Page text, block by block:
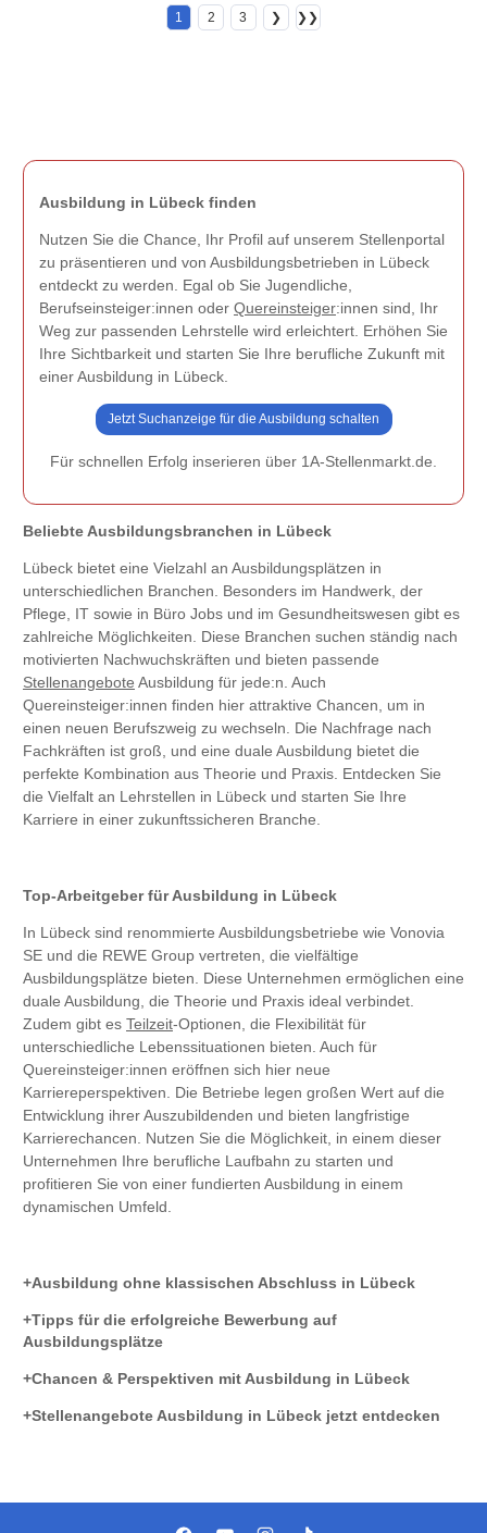
1 2 3 ❯ ❯❯
Ausbildung in Lübeck finden
Nutzen Sie die Chance, Ihr Profil auf unserem Stellenportal
zu präsentieren und von Ausbildungsbetrieben in Lübeck
entdeckt zu werden. Egal ob Sie Jugendliche,
Berufseinsteiger:innen oder Quereinsteiger:innen sind, Ihr
Weg zur passenden Lehrstelle wird erleichtert. Erhöhen Sie
Ihre Sichtbarkeit und starten Sie Ihre berufliche Zukunft mit
einer Ausbildung in Lübeck.
Jetzt Suchanzeige für die Ausbildung schalten
Für schnellen Erfolg inserieren über 1A-Stellenmarkt.de.
Beliebte Ausbildungsbranchen in Lübeck
Lübeck bietet eine Vielzahl an Ausbildungsplätzen in
unterschiedlichen Branchen. Besonders im Handwerk, der
Pflege, IT sowie in Büro Jobs und im Gesundheitswesen gibt es
zahlreiche Möglichkeiten. Diese Branchen suchen ständig nach
motivierten Nachwuchskräften und bieten passende
Stellenangebote Ausbildung für jede:n. Auch
Quereinsteiger:innen finden hier attraktive Chancen, um in
einen neuen Berufszweig zu wechseln. Die Nachfrage nach
Fachkräften ist groß, und eine duale Ausbildung bietet die
perfekte Kombination aus Theorie und Praxis. Entdecken Sie
die Vielfalt an Lehrstellen in Lübeck und starten Sie Ihre
Karriere in einer zukunftssicheren Branche.
Top-Arbeitgeber für Ausbildung in Lübeck
In Lübeck sind renommierte Ausbildungsbetriebe wie Vonovia
SE und die REWE Group vertreten, die vielfältige
Ausbildungsplätze bieten. Diese Unternehmen ermöglichen eine
duale Ausbildung, die Theorie und Praxis ideal verbindet.
Zudem gibt es Teilzeit-Optionen, die Flexibilität für
unterschiedliche Lebenssituationen bieten. Auch für
Quereinsteiger:innen eröffnen sich hier neue
Karriereperspektiven. Die Betriebe legen großen Wert auf die
Entwicklung ihrer Auszubildenden und bieten langfristige
Karrierechancen. Nutzen Sie die Möglichkeit, in einem dieser
Unternehmen Ihre berufliche Laufbahn zu starten und
profitieren Sie von einer fundierten Ausbildung in einem
dynamischen Umfeld.
Ausbildung ohne klassischen Abschluss in Lübeck
Tipps für die erfolgreiche Bewerbung auf
Ausbildungsplätze
Chancen & Perspektiven mit Ausbildung in Lübeck
Stellenangebote Ausbildung in Lübeck jetzt entdecken